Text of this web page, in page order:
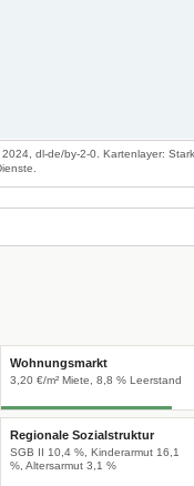
2024, dl-de/by-2-0. Kartenlayer:
Wohnungsmarkt
3,20 €/m² Miete, 8,8 % Leerstand
Regionale Sozialstruktur
SGB II 10,4 %, Kinderarmut 16,1
%, Altersarmut 3,1 %